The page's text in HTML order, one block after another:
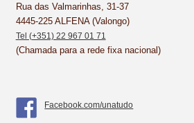
t
Rua das Valmarinhas, 31-37
4445-225 ALFENA (Valongo)
Tel (+351) 22 967 01 71
(Chamada para a rede fixa nacional)
Facebook.com/unatudo